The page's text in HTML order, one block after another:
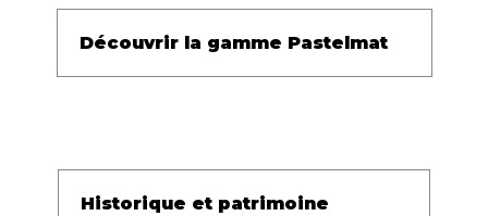
Découvrir la gamme Pastelmat
Historique et patrimoine